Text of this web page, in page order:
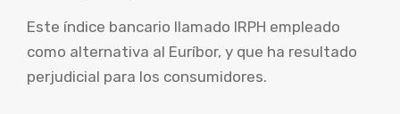
Este índice bancario llamado IRPH empleado
como alternativa al Euríbor, y que ha resultado
perjudicial para los consumidores.